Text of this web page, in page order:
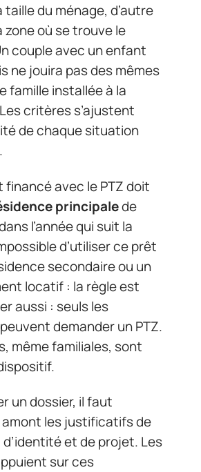
taille du ménage, d’autre
zone où se trouve le
couple avec un enfant
ne jouira pas des mêmes
famille installée à la
critères s’ajustent
de chaque situation
financé avec le PTZ doit
principalede
l’année qui suit la
d’utiliser ce prêt
secondaire ou un
locatif : la règle est
aussi : seuls les
demander un PTZ.
même familiales, sont
un dossier, il faut
les justificatifs de
et de projet. Les
sur ces